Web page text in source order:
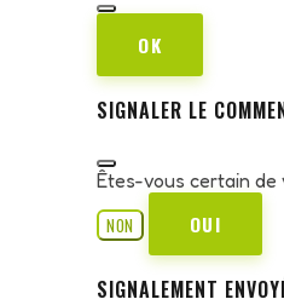
OK
SIGNALER LE
Êtes-vous certain de
NON
OUI
SIGNALEMENT